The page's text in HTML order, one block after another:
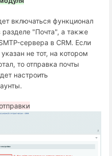
включаться функционал
разделе "Почта", а также
сервера в CRM. Если
не тот, на котором
то отправка почты
настроить